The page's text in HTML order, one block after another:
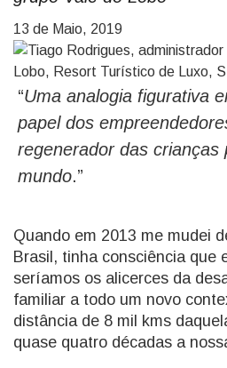
13 de Maio, 2019
“Uma analogia figurativa
papel dos
regenerador das crianças
mundo.”
Quando em 2013 me mudei
Brasil, tinha consciência que
seríamos os alicerces da
familiar a todo um novo
distância de 8 mil kms
quase quatro décadas a